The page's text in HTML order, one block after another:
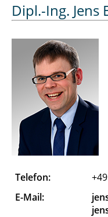
Cziumplik David
Dubowik Alexander
Düe Alexandra
Eickelmann Jens
Essers Julien
Farshadi
Ferk Merle
Dipl.-Ing. Jens
Telefon:
E-Mail: